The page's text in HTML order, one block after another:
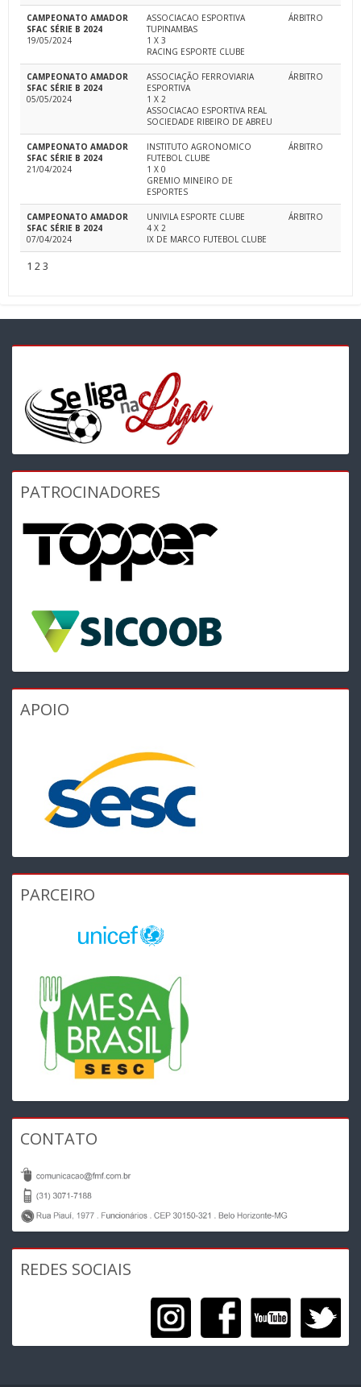
CAMPEONATO AMADOR
SFAC SÉRIE B 2024
19/05/2024
ASSOCIACAO ESPORTIVA
TUPINAMBAS
1 X 3
RACING ESPORTE CLUBE
ÁRBITRO
CAMPEONATO AMADOR
SFAC SÉRIE B 2024
05/05/2024
ASSOCIAÇÃO FERROVIARIA
ESPORTIVA
1 X 2
ASSOCIACAO ESPORTIVA REAL
SOCIEDADE RIBEIRO DE ABREU
ÁRBITRO
CAMPEONATO AMADOR
SFAC SÉRIE B 2024
21/04/2024
INSTITUTO AGRONOMICO
FUTEBOL CLUBE
1 X 0
GREMIO MINEIRO DE
ESPORTES
ÁRBITRO
CAMPEONATO AMADOR
SFAC SÉRIE B 2024
07/04/2024
UNIVILA ESPORTE CLUBE
4 X 2
IX DE MARCO FUTEBOL CLUBE
ÁRBITRO
1 23
PATROCINADORES
APOIO
PARCEIRO
CONTATO
REDES SOCIAIS